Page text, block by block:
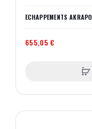
ECHAPPEMENTS
655,05 €